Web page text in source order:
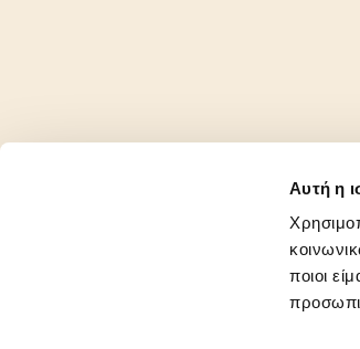
Αυτή η
ποιοι